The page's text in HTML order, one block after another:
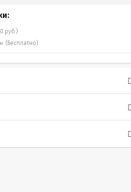
руб.)
(Бесплатно)